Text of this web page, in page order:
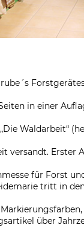
in einer
Waldarbeit“
versandt. Erster
für Forst
tritt in
über